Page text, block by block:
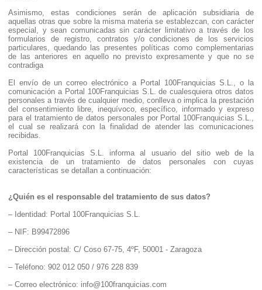
Asimismo, estas condiciones serán de aplicación subsidiaria de
aquellas otras que sobre la misma materia se establezcan, con carácter
especial, y sean comunicadas sin carácter limitativo a través de los
formularios de registro, contratos y/o condiciones de los servicios
particulares, quedando las presentes políticas como complementarias
de las anteriores en aquello no previsto expresamente y que no se
contradiga
El envío de un correo electrónico a Portal 100Franquicias S.L., o la
comunicación a Portal 100Franquicias S.L. de cualesquiera otros datos
personales a través de cualquier medio, conlleva o implica la prestación
del consentimiento libre, inequívoco, específico, informado y expreso
para el tratamiento de datos personales por Portal 100Franquicias S.L.,
el cual se realizará con la finalidad de atender las comunicaciones
recibidas.
Portal 100Franquicias S.L. informa al usuario del sitio web de la
existencia de un tratamiento de datos personales con cuyas
características se detallan a continuación:
¿Quién es el responsable del tratamiento de sus datos?
– Identidad: Portal 100Franquicias S.L.
– NIF: B99472896
– Dirección postal: C/ Coso 67-75, 4ºF, 50001 - Zaragoza
– Teléfono: 902 012 050 / 976 228 839
– Correo electrónico: info@100franquicias.com